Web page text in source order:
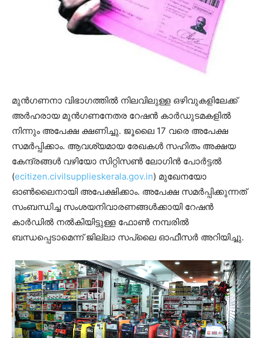
മുന്‍ഗണനാ വിഭാഗത്തില്‍ നിലവിലുള്ള ഒഴിവുകളിലേക്ക്
അര്‍ഹരായ മുന്‍ഗണനേതര റേഷന്‍ കാര്‍ഡുടമകളില്‍
നിന്നും അപേക്ഷ ക്ഷണിച്ചു. ജൂലൈ 17 വരെ അപേക്ഷ
സമര്‍പ്പിക്കാം. ആവശ്യമായ രേഖകള്‍ സഹിതം അക്ഷയ
കേന്ദ്രങ്ങള്‍ വഴിയോ സിറ്റിസണ്‍ ലോഗിന്‍ പോര്‍ട്ടല്‍
(ecitizen.civilsupplieskerala.gov.in) മുഖേനയോ
ഓണ്‍ലൈനായി അപേക്ഷിക്കാം. അപേക്ഷ സമര്‍പ്പിക്കുന്നത്
സംബന്ധിച്ച സംശയനിവാരണങ്ങള്‍ക്കായി റേഷന്‍
കാര്‍ഡില്‍ നല്‍കിയിട്ടുള്ള ഫോണ്‍ നമ്പരില്‍
ബന്ധപ്പെടാമെന്ന് ജില്ലാ സപ്ലൈ ഓഫീസര്‍ അറിയിച്ചു.